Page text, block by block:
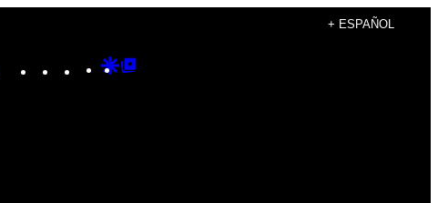
+ ESPAÑOL
Instagram
TikTokYouTube
Google